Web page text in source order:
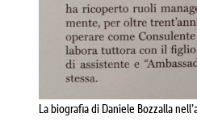
La biografia di Daniele Bozzalla